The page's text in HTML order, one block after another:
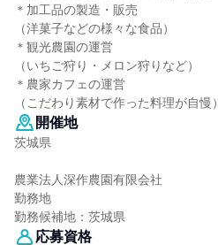
＊加工品の製造・販売
（洋菓子などの様々な食品）
＊観光農園の運営
（いちご狩り・メロン狩りなど）
＊農家カフェの運営
（こだわり素材で作った料理が自慢）
開催地
茨城県
農業法人深作農園有限会社
勤務地
勤務候補地：茨城県
応募資格